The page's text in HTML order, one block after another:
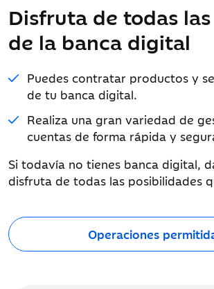
Disfruta de todas
de la banca digital
Puedes contratar productos y
de tu banca digital.
Realiza una gran variedad de
cuentas de forma rápida y
Si todavía no tienes banca digital,
disfruta de todas las posibilidades
Operaciones